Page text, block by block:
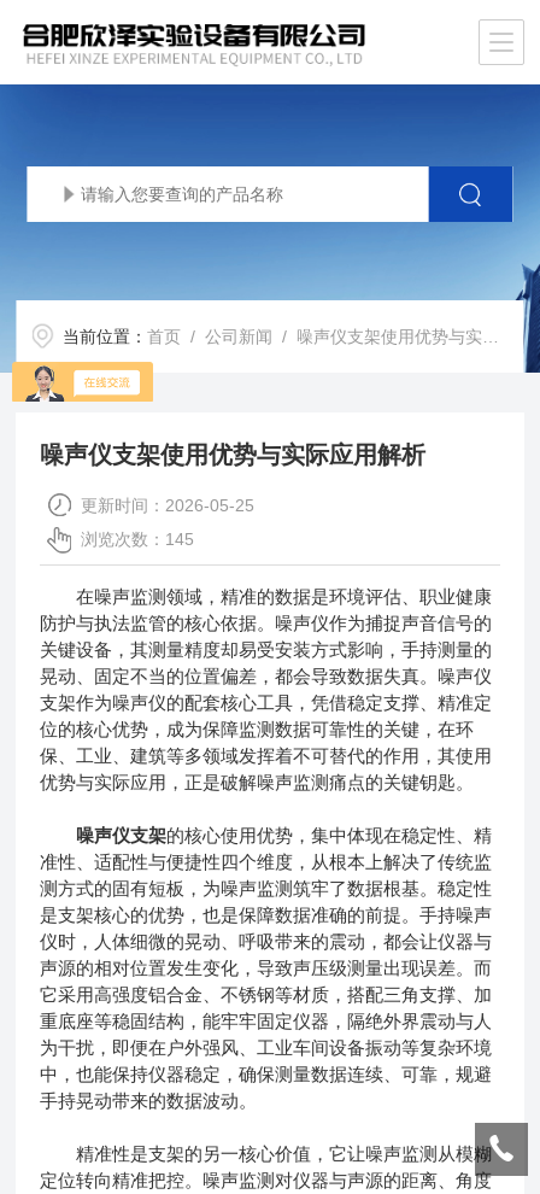
当前位置：首页 /公司新闻 / 噪声仪支架使用优势与实际应用解析
噪声仪支架使用优势与实际应用解析
更新时间：2026-05-25
浏览次数：145
在噪声监测领域，精准的数据是环境评估、职业健康
防护与执法监管的核心依据。噪声仪作为捕捉声音信号的
关键设备，其测量精度却易受安装方式影响，手持测量的
晃动、固定不当的位置偏差，都会导致数据失真。噪声仪
支架作为噪声仪的配套核心工具，凭借稳定支撑、精准定
位的核心优势，成为保障监测数据可靠性的关键，在环
保、工业、建筑等多领域发挥着不可替代的作用，其使用
优势与实际应用，正是破解噪声监测痛点的关键钥匙。
噪声仪支架的核心使用优势，集中体现在稳定性、精
准性、适配性与便捷性四个维度，从根本上解决了传统监
测方式的固有短板，为噪声监测筑牢了数据根基。稳定性
是支架核心的优势，也是保障数据准确的前提。手持噪声
仪时，人体细微的晃动、呼吸带来的震动，都会让仪器与
声源的相对位置发生变化，导致声压级测量出现误差。而
它采用高强度铝合金、不锈钢等材质，搭配三角支撑、加
重底座等稳固结构，能牢牢固定仪器，隔绝外界震动与人
为干扰，即便在户外强风、工业车间设备振动等复杂环境
中，也能保持仪器稳定，确保测量数据连续、可靠，规避
手持晃动带来的数据波动。
精准性是支架的另一核心价值，它让噪声监测从模糊
定位转向精准把控。噪声监测对仪器与声源的距离、角度